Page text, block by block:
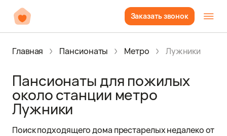
Заказать звонок
Главная Пансионаты Метро Лужники
Пансионаты для пожилых
около станции метро
Лужники
Поиск подходящего дома престарелых недалеко от